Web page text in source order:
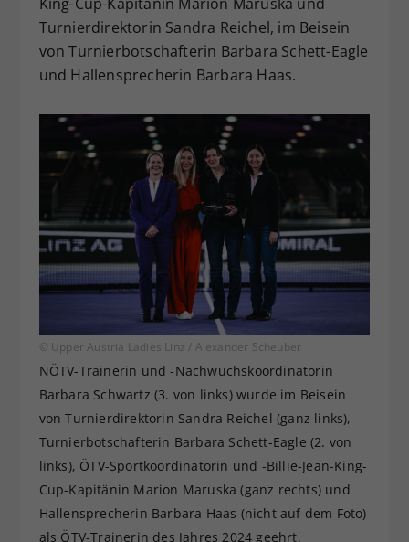
Turnierdirektorin Sandra Reichel, im Beisein
von Turnierbotschafterin Barbara Schett-Eagle
und Hallensprecherin Barbara Haas.
© Upper Austria Ladies Linz / Alexander Scheuber
NÖTV-Trainerin und -Nachwuchskoordinatorin
Barbara Schwartz (3. von links) wurde im Beisein
von Turnierdirektorin Sandra Reichel (ganz links),
Turnierbotschafterin Barbara Schett-Eagle (2. von
links), ÖTV-Sportkoordinatorin und -Billie-Jean-King-
Cup-Kapitänin Marion Maruska (ganz rechts) und
Hallensprecherin Barbara Haas (nicht auf dem Foto)
als ÖTV-Trainerin des Jahres 2024 geehrt.